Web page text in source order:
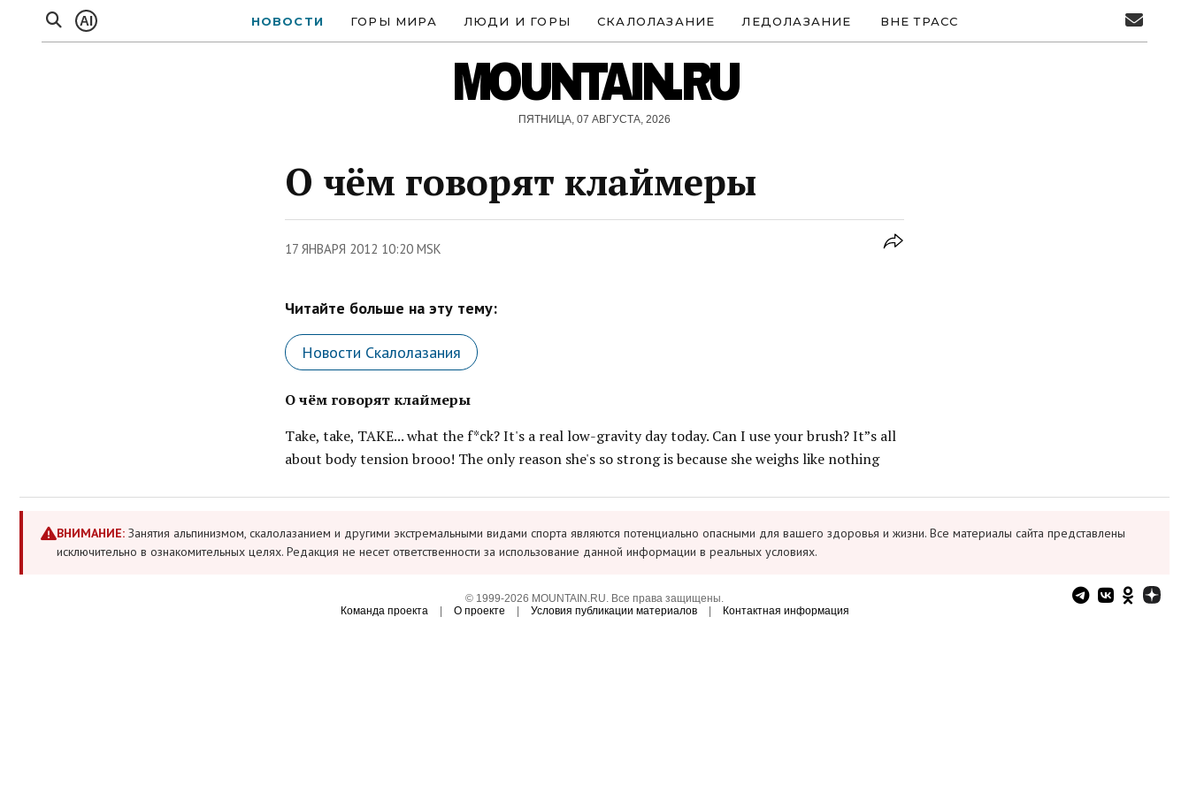
AI НОВОСТИ ГОРЫ МИРА ЛЮДИ И ГОРЫ СКАЛОЛАЗАНИЕ ЛЕДОЛАЗАНИЕ ВНЕ ТРАСС
MOUNTAIN.RU
ПЯТНИЦА, 07 АВГУСТА, 2026
О чём говорят клаймеры
17 ЯНВАРЯ 2012 10:20 MSK
Читайте больше на эту тему:
Новости Скалолазания
О чём говорят клаймеры
Take, take, TAKE... what the f*ck? It's a real low-gravity day today. Can I use your brush? It”s all
about body tension brooo! The only reason she's so strong is because she weighs like nothing
ВНИМАНИЕ: Занятия альпинизмом, скалолазанием и другими экстремальными видами спорта являются потенциально опасными для вашего здоровья и жизни. Все материалы сайта представлены
исключительно в ознакомительных целях. Редакция не несет ответственности за использование данной информации в реальных условиях.
© 1999-2026 MOUNTAIN.RU. Все права защищены.
Команда проекта
О проекте Условия публикации материалов Контактная информация